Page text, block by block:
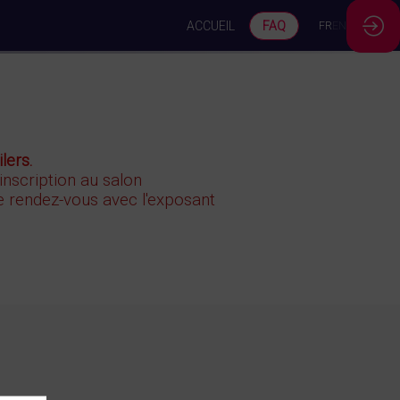
ACCUEIL FAQ FR
au salon
rendez-vous avec l'exposant